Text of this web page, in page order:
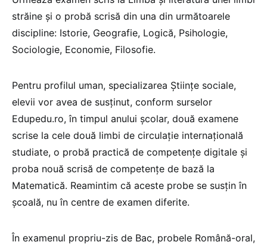
străine și o probă scrisă din una din următoarele
discipline: Istorie, Geografie, Logică, Psihologie,
Sociologie, Economie, Filosofie.
Pentru profilul uman, specializarea Științe sociale,
elevii vor avea de susținut, conform surselor
Edupedu.ro, în timpul anului școlar, două examene
scrise la cele două limbi de circulație internațională
studiate, o probă practică de competențe digitale și
proba nouă scrisă de competențe de bază la
Matematică. Reamintim că aceste probe se susțin în
școală, nu în centre de examen diferite.
În examenul propriu-zis de Bac, probele Română-oral,